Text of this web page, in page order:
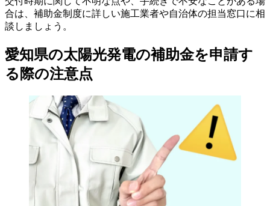
合は、補助金制度に詳しい施工業者や自治体の担当窓口に相
談しましょう。
愛知県の太陽光発電の補助金を申請す
る際の注意点